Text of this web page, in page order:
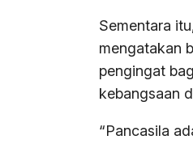
Sementara
mengatakan
pengingat
kebangsaan
“Pancasila